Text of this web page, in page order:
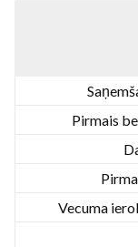
Pirmais
Vecuma